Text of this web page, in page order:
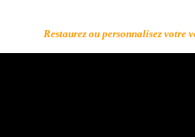
Restaurez ou personnalisez votre